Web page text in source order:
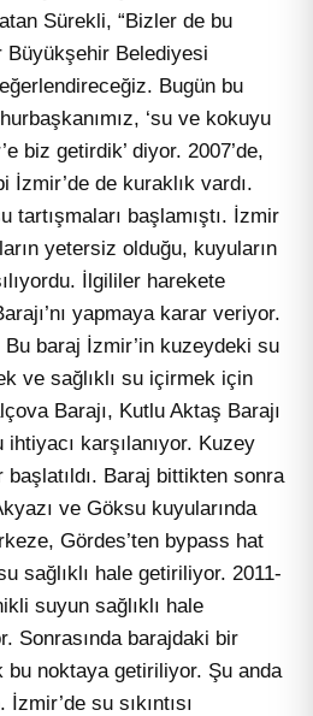
Sürekli, “Bizler de bu
Büyükşehir Belediyesi
Bugün bu
‘su ve kokuyu
biz getirdik’ diyor. 2007’de,
İzmir’de de kuraklık vardı.
tartışmaları başlamıştı. İzmir
yetersiz olduğu, kuyuların
İlgililer harekete
yapmaya karar veriyor.
Bu baraj İzmir’in kuzeydeki su
ve sağlıklı su içirmek için
Barajı, Kutlu Aktaş Barajı
karşılanıyor. Kuzey
Baraj bittikten sonra
ve Göksu kuyularında
Gördes’ten bypass hat
sağlıklı hale getiriliyor. 2011-
suyun sağlıklı hale
Sonrasında barajdaki bir
bu noktaya getiriliyor. Şu anda
su sıkıntısı